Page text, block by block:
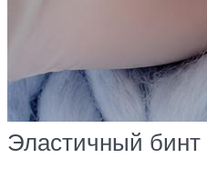
Эластичный бинт